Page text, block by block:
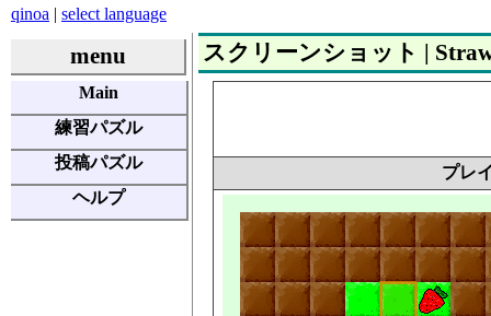
qinoa | select language
menu
Main
練習パズル
投稿パズル
ヘルプ
スクリーンショット |
プレ